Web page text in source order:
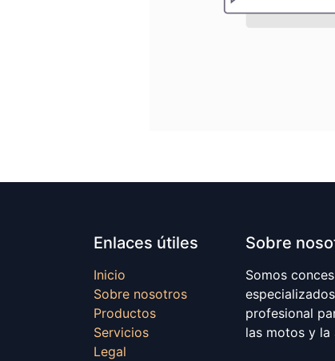
Enlaces útiles
Inicio
Sobre nosotros
Productos
Servicios
Legal
Sobre
Somos
profesional
las motos y la